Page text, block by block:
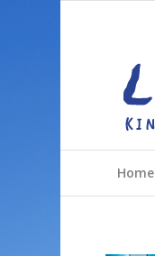
Home